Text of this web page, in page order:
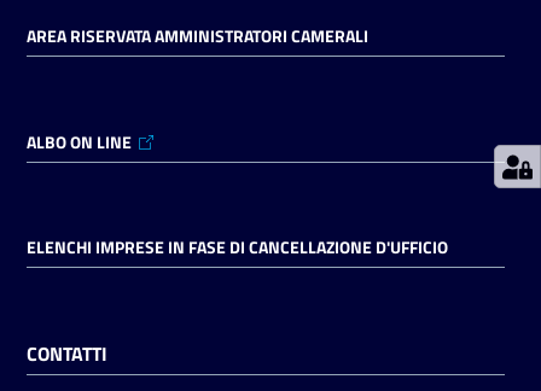
on line
Registrati
AREA RISERVATA AMMINISTRATORI CAMERALI
ALBO ON LINE
ELENCHI IMPRESE IN FASE DI CANCELLAZIONE D'UFFICIO
CONTATTI